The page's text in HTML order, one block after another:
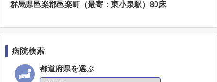
群馬県邑楽郡邑楽町（最寄：東小泉駅）80床
病院検索
都道府県を選ぶ